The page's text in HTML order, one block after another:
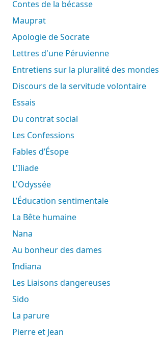
Contes de la bécasse
Mauprat
Apologie de Socrate
Lettres d'une Péruvienne
Entretiens sur la pluralité des mondes
Discours de la servitude volontaire
Essais
Du contrat social
Les Confessions
Fables d’Ésope
L'Iliade
L'Odyssée
L’Éducation sentimentale
La Bête humaine
Nana
Au bonheur des dames
Indiana
Les Liaisons dangereuses
Sido
La parure
Pierre et Jean